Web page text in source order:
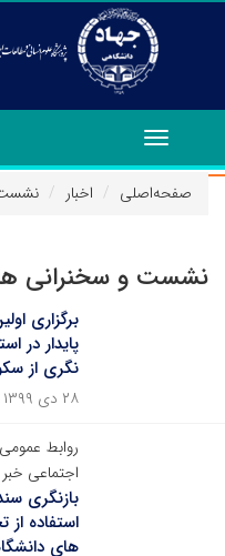
Toggle
navigation
صفحه‌اصلی
اخبار نشست
نشست و سخنرانی
برگزاری
پایدار در
نگری از
۲۸ دی ۱۳۹۹
روابط
اجتماعی خبر
بازنگری
استفاده
های